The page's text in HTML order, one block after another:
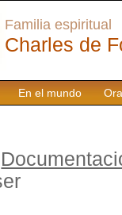
En el mundo
Familia espiritual
Charles de